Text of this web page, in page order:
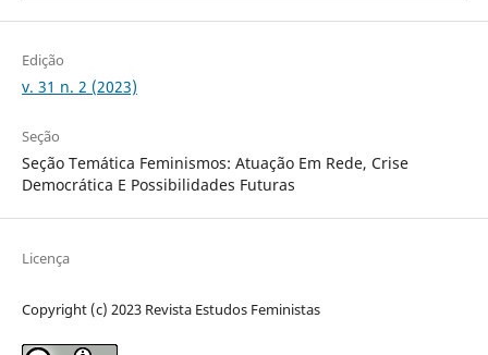
Edição
v. 31 n. 2 (2023)
Seção
Seção Temática Feminismos: Atuação Em Rede, Crise
Democrática E Possibilidades Futuras
Licença
Copyright (c) 2023 Revista Estudos Feministas